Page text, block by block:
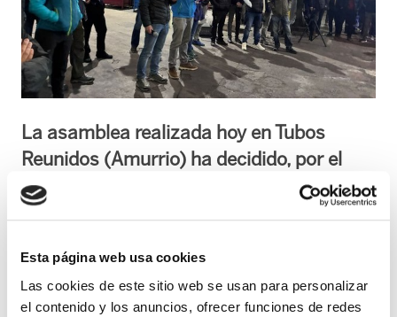
Esta página web usa cookies
Las cookies de este sitio web se usan para personalizar
el contenido y los anuncios, ofrecer funciones de redes
La asamblea realizada hoy en Tubos
Reunidos (Amurrio) ha decidido, por el
momento, dejar en suspenso la huelga
indefinida. ELA señala que la lucha en
advierte de que el 26 y el 28 de mayo se
han convocado más jornadas de huelga.